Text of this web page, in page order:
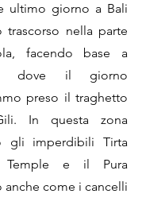
giorno a Bali
trascorso nella parte
facendo base a
dove il giorno
preso il traghetto
In questa zona
gli imperdibili Tirta
Temple e il Pura
anche come i cancelli